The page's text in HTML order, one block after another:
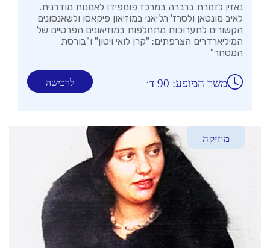
נאזין לזמרת ברברה במרכז פומפידו לאמנות מודרנית,
לאיב מונטאן ולסרז' רג'יאני במוזיאון פיקאסו ולשאנסונים
הקשורים לתערוכות מתחלפות במוזיאונים הפרטיים של
המיליארדרים הצרפתים: "קרן לואי ויטון" ו"בורסת
המסחר"
לרכישה משך המופע: 90 ד׳
מוזיקה